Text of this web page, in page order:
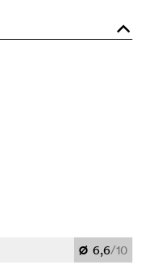
o
Ø 6,6/10